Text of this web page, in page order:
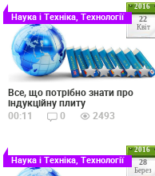
2016
22
Квіт
Наука і Техніка, Технології
Все, що потрібно знати про
індукційну плиту
00:11
0 2493
2016
28
Берез
Наука і Техніка, Технології